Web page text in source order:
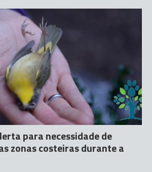
para necessidade de
zonas costeiras durante a